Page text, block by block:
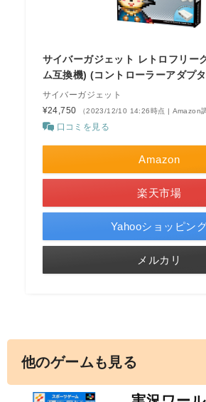
サイバーガジェット レトロフリー
ム互換機) (コントローラーアダプ
サイバーガジェット
¥24,750
（2023/12/10 14:26時点 | Amazon調
口コミを見る
Amazon
楽天市場
Yahooショッピン
メルカリ
他のゲームも見る